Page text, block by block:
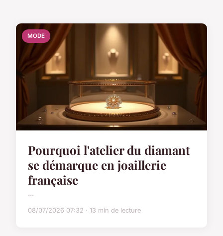
MODE
Pourquoi l'atelier du diamant
se démarque en joaillerie
française
...
08/07/2026 07:32 · 13 min de lecture